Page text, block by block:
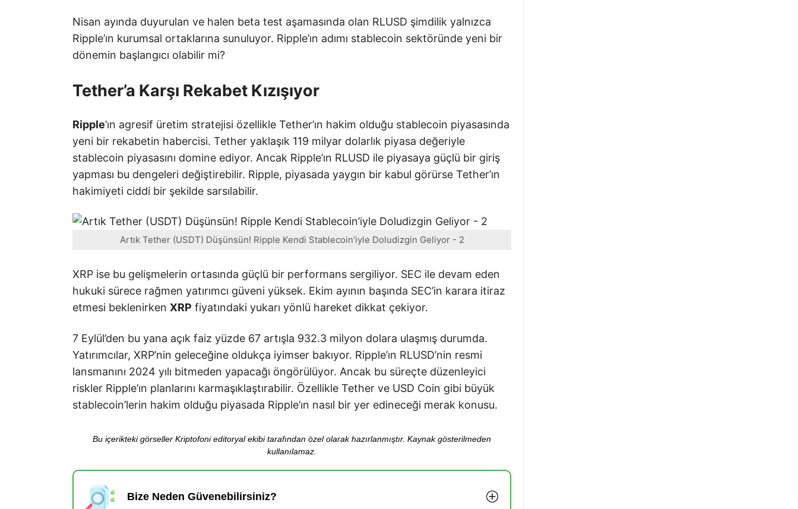
Nisan ayında duyurulan ve halen beta test aşamasında olan RLUSD şimdilik yalnızca
Ripple’ın kurumsal ortaklarına sunuluyor. Ripple’ın adımı stablecoin sektöründe yeni bir
dönemin başlangıcı olabilir mi?
Tether’a Karşı Rekabet Kızışıyor
Ripple’ın agresif üretim stratejisi özellikle Tether’ın hakim olduğu stablecoin piyasasında
yeni bir rekabetin habercisi. Tether yaklaşık 119 milyar dolarlık piyasa değeriyle
stablecoin piyasasını domine ediyor. Ancak Ripple’ın RLUSD ile piyasaya güçlü bir giriş
yapması bu dengeleri değiştirebilir. Ripple, piyasada yaygın bir kabul görürse Tether’ın
hakimiyeti ciddi bir şekilde sarsılabilir.
Artık Tether (USDT) Düşünsün! Ripple Kendi Stablecoin’iyle Doludizgin Geliyor - 2
XRP ise bu gelişmelerin ortasında güçlü bir performans sergiliyor. SEC ile devam eden
hukuki sürece rağmen yatırımcı güveni yüksek. Ekim ayının başında SEC’in karara itiraz
etmesi beklenirken XRP fiyatındaki yukarı yönlü hareket dikkat çekiyor.
7 Eylül’den bu yana açık faiz yüzde 67 artışla 932.3 milyon dolara ulaşmış durumda.
Yatırımcılar, XRP’nin geleceğine oldukça iyimser bakıyor. Ripple’ın RLUSD’nin resmi
lansmanını 2024 yılı bitmeden yapacağı öngörülüyor. Ancak bu süreçte düzenleyici
riskler Ripple’ın planlarını karmaşıklaştırabilir. Özellikle Tether ve USD Coin gibi büyük
stablecoin’lerin hakim olduğu piyasada Ripple’ın nasıl bir yer edineceği merak konusu.
Bu içerikteki görseller Kriptofoni editoryal ekibi tarafından özel olarak hazırlanmıştır. Kaynak gösterilmeden
kullanılamaz.
Bize Neden Güvenebilirsiniz?